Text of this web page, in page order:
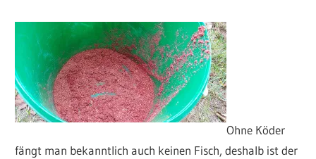
Ohne Köder
fängt man bekanntlich auch keinen Fisch, deshalb ist der